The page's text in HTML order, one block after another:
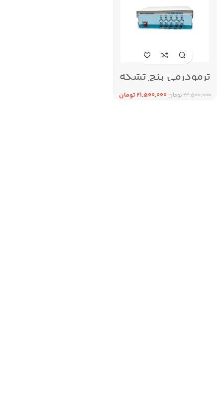
ترمودرمی پنج تشکه
پروفشنال
22,500,000تومان21,500,000تومان